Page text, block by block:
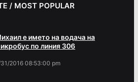
MOST POPULAR
е името на водача на
по линия 306
2016 08:53:00 pm